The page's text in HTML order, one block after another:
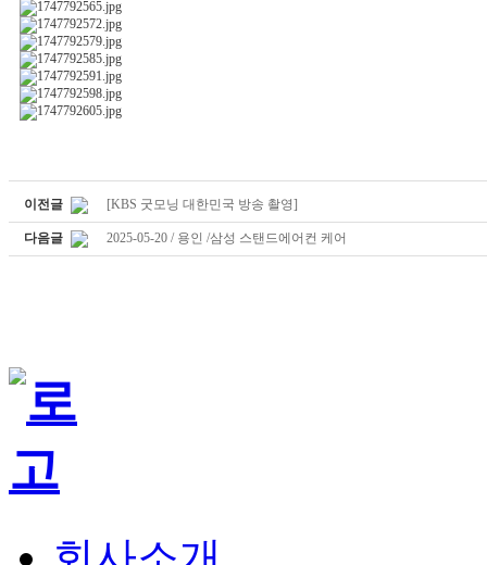
이전글 [KBS 굿모닝 대한민국 방송 촬영]
다음글 2025-05-20 / 용인 /삼성 스탠드에어컨 케어